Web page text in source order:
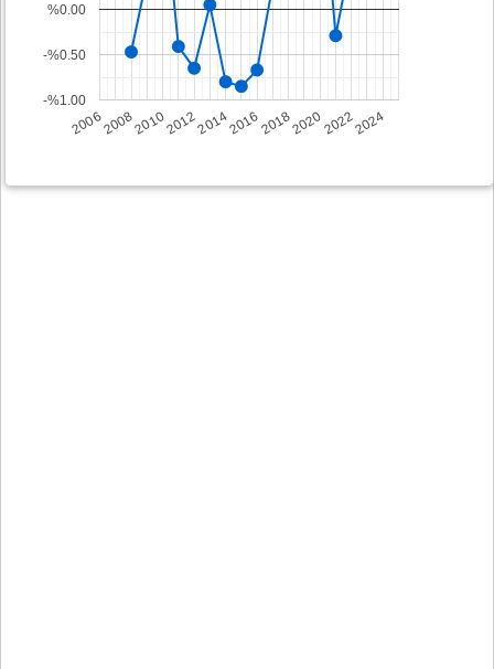
2006200820102012201420162018202020222024
-%1.00
-%0.50
%0.00